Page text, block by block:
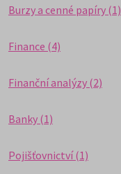
Burzy a cenné papíry (1)
Finance (4)
Finanční analýzy (2)
Banky (1)
Pojišťovnictví (1)